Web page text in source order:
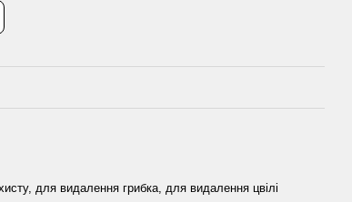
для видалення грибка, для видалення цвілі